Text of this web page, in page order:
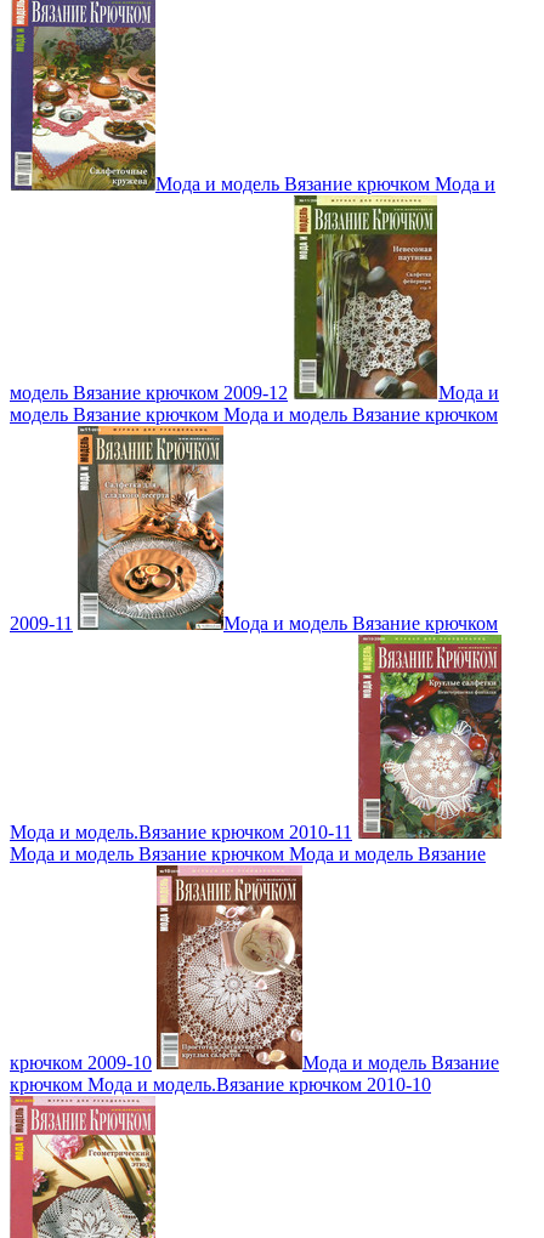
Мода и модель Вязание крючком Мода и
модель Вязание крючком 2009-12
Мода и
модель Вязание крючком Мода и модель Вязание крючком
2009-11 Мода и модель Вязание крючком
Мода и модель.Вязание крючком 2010-11
Мода и модель Вязание крючком Мода и модель Вязание
крючком 2009-10
Мода и модель Вязание
крючком Мода и модель.Вязание крючком 2010-10